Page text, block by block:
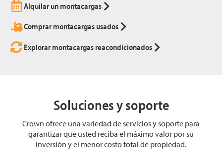
Alquilar un montacargas
Comprar montacargas usados
Explorar montacargas reacondicionados
Soluciones y soporte
Crown ofrece una variedad de servicios y soporte para
garantizar que usted reciba el máximo valor por su
inversión y el menor costo total de propiedad.